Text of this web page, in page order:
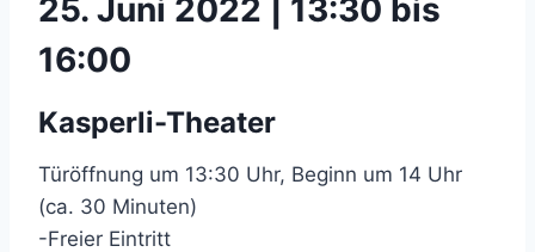
25. Juni 2022 | 13:30 bis
16:00
Kasperli-Theater
Türöffnung um 13:30 Uhr, Beginn um 14 Uhr
(ca. 30 Minuten)
-Freier Eintritt